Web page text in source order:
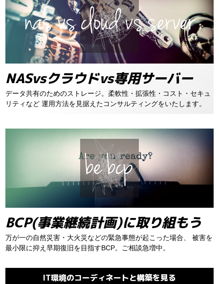
NASvsクラウドvs専用サーバー
データ共有のためのストレージ。柔軟性・拡張性・コスト・セキュ
リティなど 運用方法を見据えたコンサルティングをいたします。
BCP(事業継続計画)に取り組もう
万が一の自然災害・大火災などの緊急事態が起こった場合、
被害を
最小限に抑え早期復旧を目指すBCP。ご相談急増中。
IT環境のコーディネートと構築を見る